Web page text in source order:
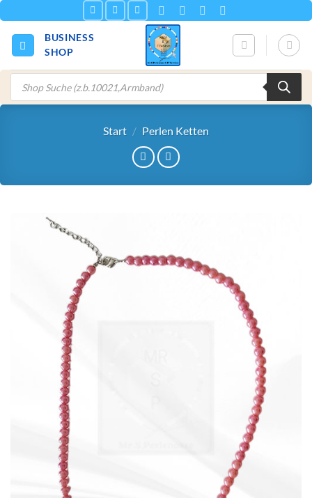
Inhalt
springen
BUSINESS
SHOP
Products
search
Start / Perlen Ketten